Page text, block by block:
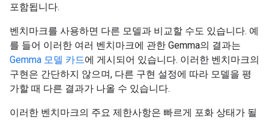
포함됩니다.
벤치마크를 사용하면 다른 모델과 비교할 수도 있습니다. 예
를 들어 이러한 여러 벤치마크에 관한 Gemma의 결과는
Gemma 모델 카드에 게시되어 있습니다. 이러한 벤치마크의
구현은 간단하지 않으며, 다른 구현 설정에 따라 모델을 평
가할 때 다른 결과가 나올 수 있습니다.
이러한 벤치마크의 주요 제한사항은 빠르게 포화 상태가 될